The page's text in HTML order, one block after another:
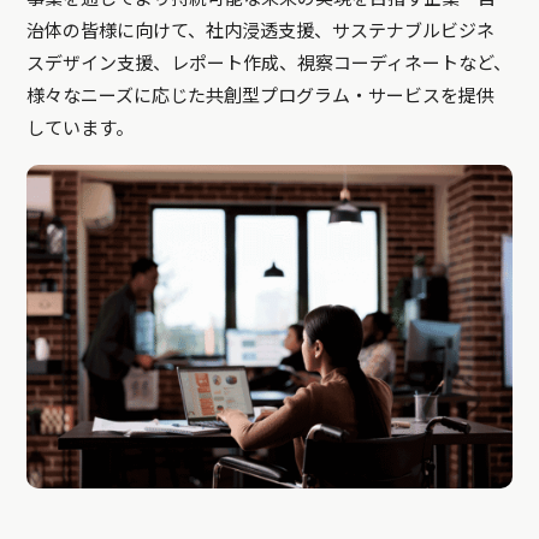
治体の皆様に向けて、社内浸透支援、サステナブルビジネ
スデザイン支援、レポート作成、視察コーディネートなど、
様々なニーズに応じた共創型プログラム・サービスを提供
しています。